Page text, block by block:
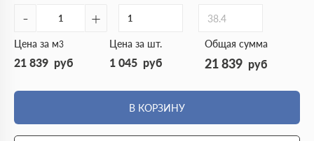
- + 38.4
Цена за м3
21 839 руб
Цена за шт.
1 045 руб
Общая сумма
21 839 руб
В КОРЗИНУ